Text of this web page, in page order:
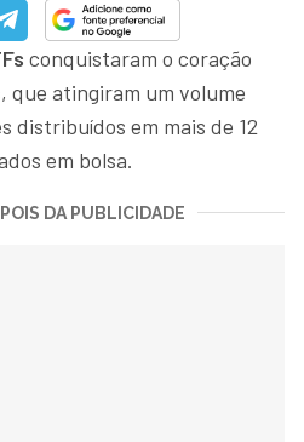
conquistaram o coração
que atingiram um volume
distribuídos em mais de 12
em bolsa.
DA PUBLICIDADE